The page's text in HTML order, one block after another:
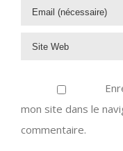
mon site dans le
commentaire.